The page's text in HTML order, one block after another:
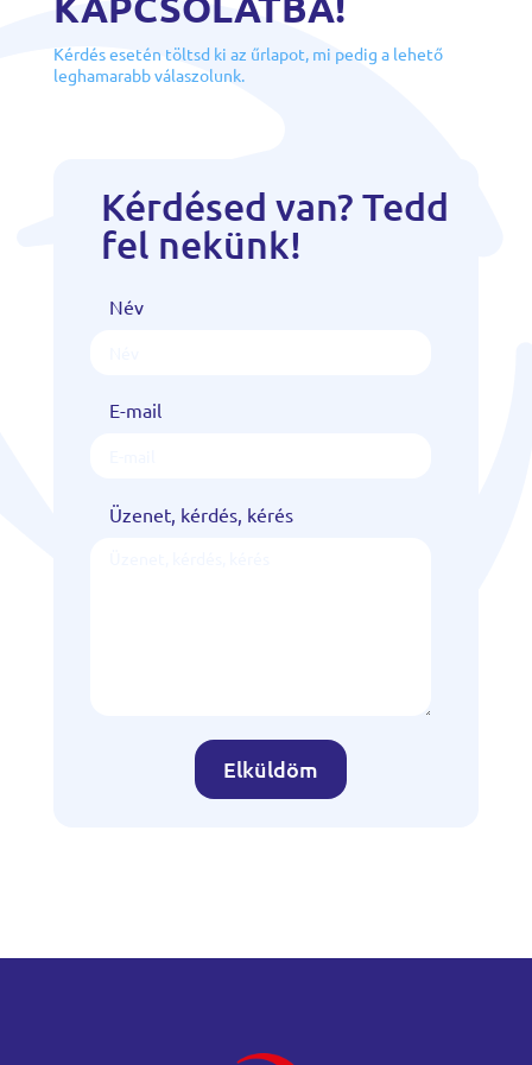
Kérdés esetén töltsd ki az űrlapot, mi pedig a lehető
leghamarabb válaszolunk.
Kérdésed van? Tedd
fel nekünk!
Név
E-mail
Üzenet, kérdés, kérés
Elküldöm